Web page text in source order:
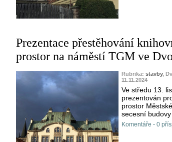
Prezentace přestěhování
prostor na náměstí TGM ve
Rubrika: stavby,
11.11.2024
Ve středu 13.
prezentován
prostor
secesní
Komentáře - 0